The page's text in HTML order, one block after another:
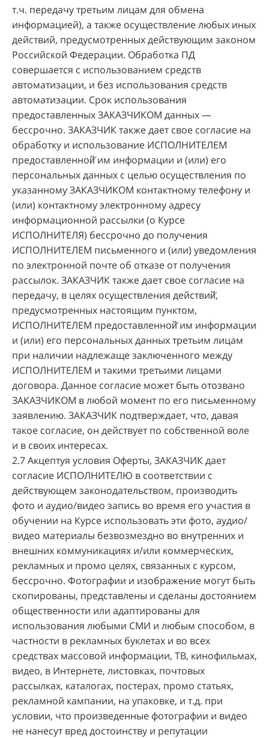
т.ч. передачу третьим лицам для обмена
информацией), а также осуществление любых иных
действий, предусмотренных действующим законом
Российской Федерации. Обработка ПД
совершается с использованием средств
автоматизации, и без использования средств
автоматизации. Срок использования
предоставленных ЗАКАЗЧИКОМ данных —
бессрочно. ЗАКАЗЧИК также дает свое согласие на
обработку и использование ИСПОЛНИТЕЛЕМ
предоставленной̆ им информации и (или) его
персональных данных с целью осуществления по
указанному ЗАКАЗЧИКОМ контактному телефону и
(или) контактному электронному адресу
информационной рассылки (о Курсе
ИСПОЛНИТЕЛЯ) бессрочно до получения
ИСПОЛНИТЕЛЕМ письменного и (или) уведомления
по электронной почте об отказе от получения
рассылок. ЗАКАЗЧИК также дает свое согласие на
передачу, в целях осуществления действий̆,
предусмотренных настоящим пунктом,
ИСПОЛНИТЕЛЕМ предоставленной̆ им информации
и (или) его персональных данных третьим лицам
при наличии надлежаще заключенного между
ИСПОЛНИТЕЛЕМ и такими третьими лицами
договора. Данное согласие может быть отозвано
ЗАКАЗЧИКОМ в любой момент по его письменному
заявлению. ЗАКАЗЧИК подтверждает, что, давая
такое согласие, он действует по собственной воле
и в своих интересах.
2.7 Акцептуя условия Оферты, ЗАКАЗЧИК дает
согласие ИСПОЛНИТЕЛЮ в соответствии с
действующем законодательством, производить
фото и аудио/видео запись во время его участия в
обучении на Курсе использовать эти фото, аудио/
видео материалы безвозмездно во внутренних и
внешних коммуникациях и/или коммерческих,
рекламных и промо целях, связанных с курсом,
бессрочно. Фотографии и изображение могут быть
скопированы, представлены и сделаны достоянием
общественности или адаптированы для
использования любыми СМИ и любым способом, в
частности в рекламных буклетах и во всех
средствах массовой информации, ТВ, кинофильмах,
видео, в Интернете, листовках, почтовых
рассылках, каталогах, постерах, промо статьях,
рекламной кампании, на упаковке, и т.д. при
условии, что произведенные фотографии и видео
не нанесут вред достоинству и репутации